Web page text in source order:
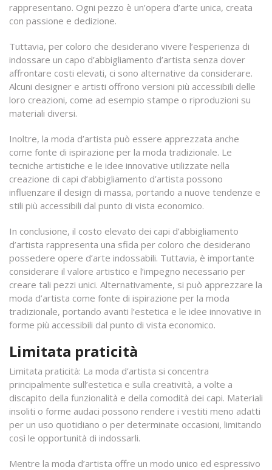
rappresentano. Ogni pezzo è un’opera d’arte unica, creata
con passione e dedizione.
Tuttavia, per coloro che desiderano vivere l’esperienza di
indossare un capo d’abbigliamento d’artista senza dover
affrontare costi elevati, ci sono alternative da considerare.
Alcuni designer e artisti offrono versioni più accessibili delle
loro creazioni, come ad esempio stampe o riproduzioni su
materiali diversi.
Inoltre, la moda d’artista può essere apprezzata anche
come fonte di ispirazione per la moda tradizionale. Le
tecniche artistiche e le idee innovative utilizzate nella
creazione di capi d’abbigliamento d’artista possono
influenzare il design di massa, portando a nuove tendenze e
stili più accessibili dal punto di vista economico.
In conclusione, il costo elevato dei capi d’abbigliamento
d’artista rappresenta una sfida per coloro che desiderano
possedere opere d’arte indossabili. Tuttavia, è importante
considerare il valore artistico e l’impegno necessario per
creare tali pezzi unici. Alternativamente, si può apprezzare la
moda d’artista come fonte di ispirazione per la moda
tradizionale, portando avanti l’estetica e le idee innovative in
forme più accessibili dal punto di vista economico.
Limitata praticità
Limitata praticità: La moda d’artista si concentra
principalmente sull’estetica e sulla creatività, a volte a
discapito della funzionalità e della comodità dei capi. Materiali
insoliti o forme audaci possono rendere i vestiti meno adatti
per un uso quotidiano o per determinate occasioni, limitando
così le opportunità di indossarli.
Mentre la moda d’artista offre un modo unico ed espressivo